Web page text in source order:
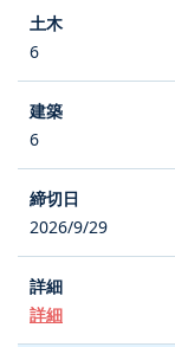
6
6
2026/9/29
詳細